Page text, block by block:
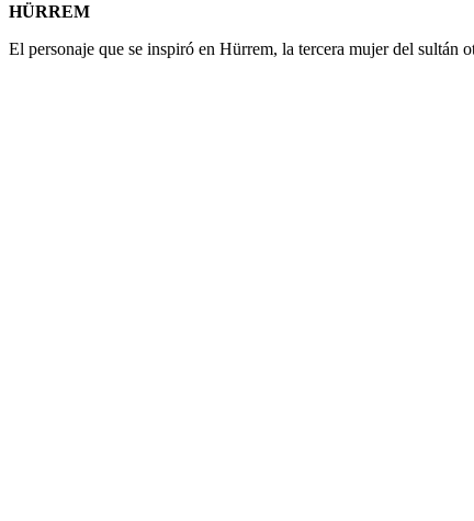
HÜRREM
El personaje que se inspiró en Hürrem, la tercera mujer del sultán